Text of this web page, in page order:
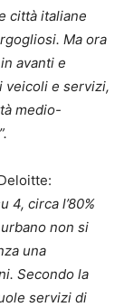
città italiane
Ma ora
avanti e
veicoli e servizi,
medio-
4, circa l’80%
non si
una
Secondo la
servizi di